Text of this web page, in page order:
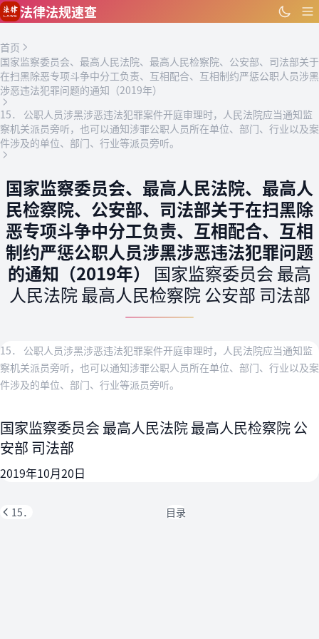
跳到主要内容
法律法规速查
首页
国家监察委员会、最高人民法院、最高人民检察院、公安部、司法部关于
在扫黑除恶专项斗争中分工负责、互相配合、互相制约严惩公职人员涉黑
涉恶违法犯罪问题的通知（2019年）
15． 公职人员涉黑涉恶违法犯罪案件开庭审理时，人民法院应当通知监
察机关派员旁听，也可以通知涉罪公职人员所在单位、部门、行业以及案
件涉及的单位、部门、行业等派员旁听。
国家监察委员会、最高人民法院、最高人
民检察院、公安部、司法部关于在扫黑除
恶专项斗争中分工负责、互相配合、互相
制约严惩公职人员涉黑涉恶违法犯罪问题
的通知（2019年） 国家监察委员会 最高
人民法院 最高人民检察院 公安部 司法部
15． 公职人员涉黑涉恶违法犯罪案件开庭审理时，人民法院应当通知监
察机关派员旁听，也可以通知涉罪公职人员所在单位、部门、行业以及案
件涉及的单位、部门、行业等派员旁听。
国家监察委员会 最高人民法院 最高人民检察院 公
安部 司法部
2019年10月20日
15． 目录